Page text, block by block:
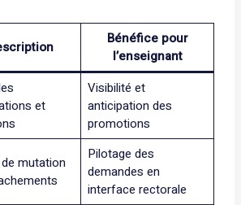
Bénéfice pour
l’enseignant
et
Visibilité et
anticipation des
promotions
mutation
Pilotage des
demandes en
interface rectorale